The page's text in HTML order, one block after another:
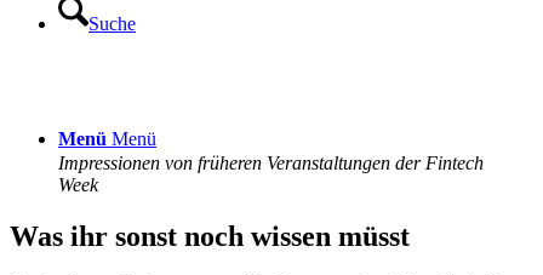
Suche
Menü Menü
Impressionen von früheren Veranstaltungen der Fintech
Week
Was ihr sonst noch wissen müsst